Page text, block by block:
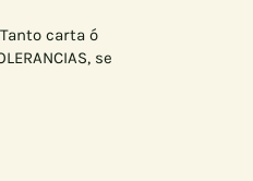
carta ó
se